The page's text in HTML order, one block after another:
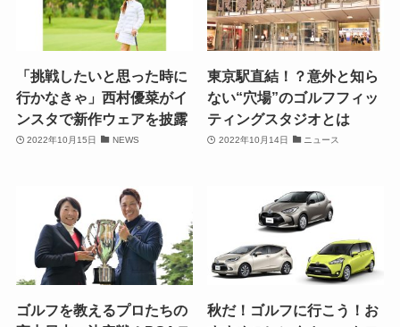
「挑戦したいと思った時に
行かなきゃ」西村優菜がイ
ンスタで新作ウェアを披露
2022年10月15日 NEWS
東京駅直結！？意外と知ら
ない“穴場”のゴルフフィッ
ティングスタジオとは
2022年10月14日 ニュース
ゴルフを教えるプロたちの
秋だ！ゴルフに行こう！お